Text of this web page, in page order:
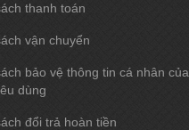
thanh toán
vận chuyển
bảo vệ thông tin cá nhân của
dùng
đổi trả hoàn tiền